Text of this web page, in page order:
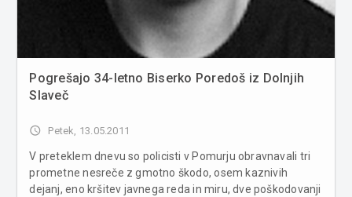
Pogrešajo 34-letno Biserko Poredoš iz Dolnjih
Slaveč
access_time Petek, 13.05.2011
V preteklem dnevu so policisti v Pomurju obravnavali tri
prometne nesreče z gmotno škodo, osem kaznivih
dejanj, eno kršitev javnega reda in miru, dve poškodovanji